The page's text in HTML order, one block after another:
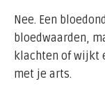
Nee. Een
bloedwaarden,
klachten of wijkt
met je arts.